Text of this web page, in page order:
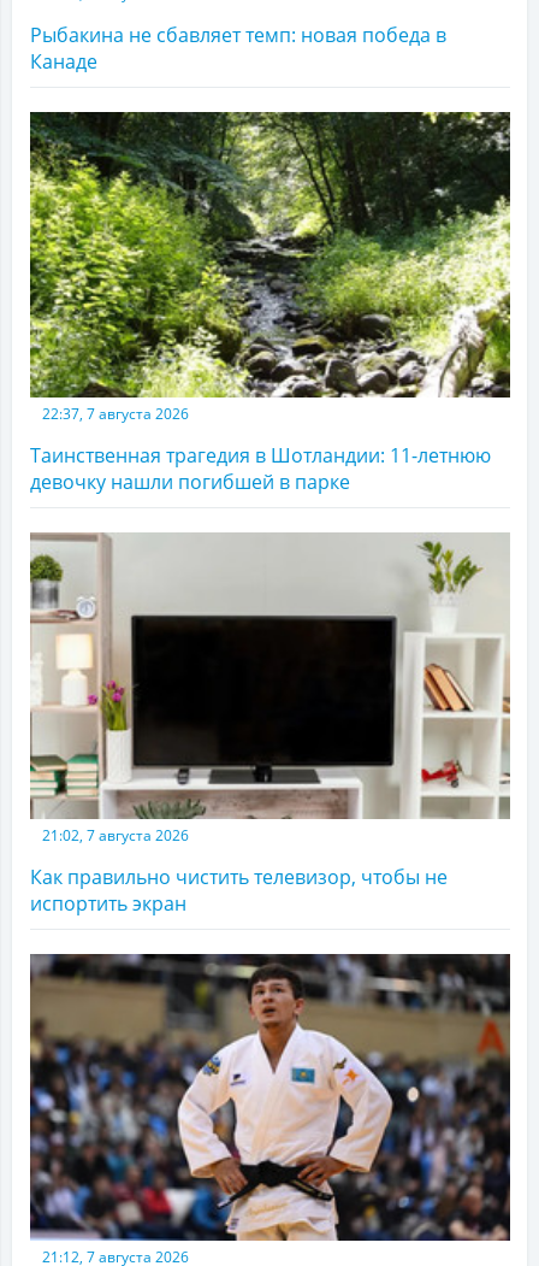
Рыбакина не сбавляет темп: новая победа в
Канаде
22:37, 7 августа 2026
Таинственная трагедия в Шотландии: 11-летнюю
девочку нашли погибшей в парке
21:02, 7 августа 2026
Как правильно чистить телевизор, чтобы не
испортить экран
21:12, 7 августа 2026